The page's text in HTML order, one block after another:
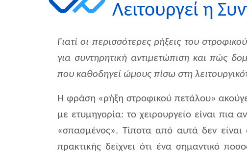
Λειτουργεί η
Γιατί οι περισσότερες ρήξεις του
για συντηρητική αντιμετώπιση και πώς
που καθοδηγεί ώμους πίσω στη
Η φράση «ρήξη στροφικού πετάλου»
με ετυμηγορία: το χειρουργείο είναι πια
«σπασμένος». Τίποτα από αυτά δεν είναι
πρακτικής δείχνει ότι ένα σημαντικό